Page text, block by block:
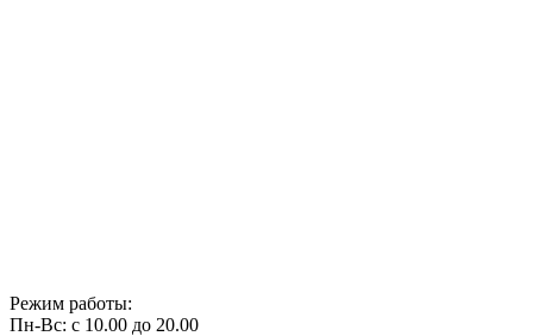
Режим работы:
Пн-Вс: с 10.00 до 20.00